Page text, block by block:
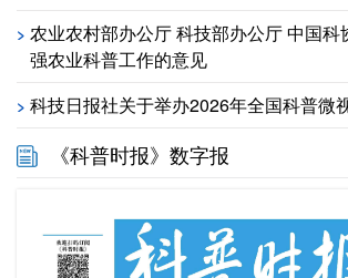
> 农业农村部办公厅 科技部办公厅 中国科
强农业科普工作的意见
> 科技日报社关于举办2026年全国科普微
《科普时报》数字报